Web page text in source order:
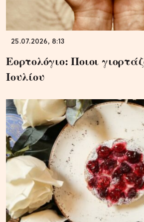
25.07.2026, 8:13
Εορτολόγιο: Ποιοι
Ιουλίου